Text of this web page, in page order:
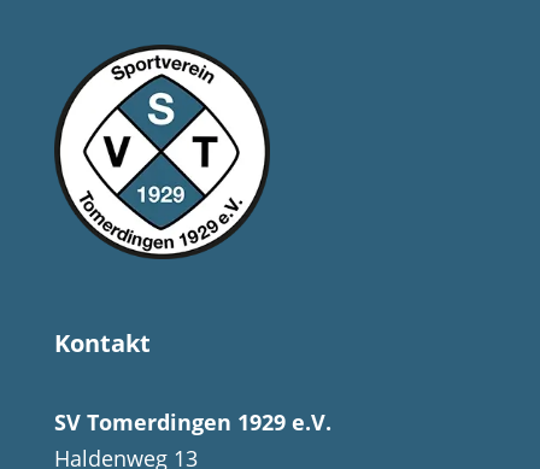
Kontakt
SV Tomerdingen 1929 e.V.
Haldenweg 13